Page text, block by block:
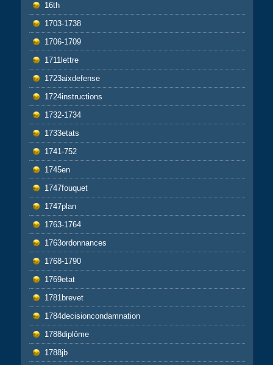
16th
1703-1738
1706-1709
1711lettre
1723aixdefense
1724instructions
1732-1734
1733etats
1741-752
1745en
1747fouquet
1747plan
1763-1764
1763ordonnances
1768-1790
1769etat
1781brevet
1784decisioncondamnation
1788diplôme
1788jb